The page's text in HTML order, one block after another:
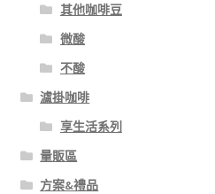
其他咖啡豆
微酸
不酸
濾掛咖啡
享生活系列
量販區
方案&禮品